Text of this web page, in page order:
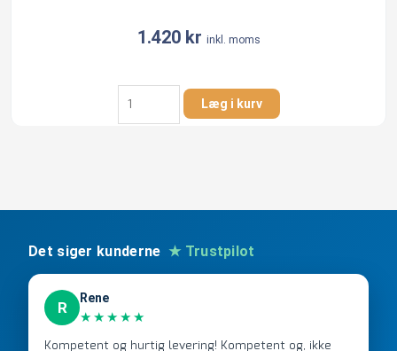
1.420 kr inkl. moms
Resideo
Braukmann
blyfri
LF
antal
Læg i kurv
Det siger kunderne ★ Trustpilot
R
Rene
★★★★★
Kompetent og hurtig levering! Kompetent og, ikke